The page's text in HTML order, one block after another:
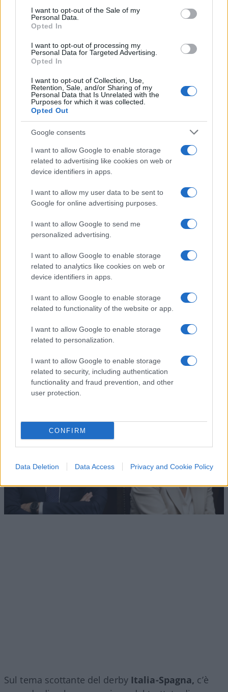
I want to opt-out of the Sale of my
Personal Data.
Opted In
I want to opt-out of processing my
Personal Data for Targeted Advertising.
Opted In
I want to opt-out of Collection, Use,
Retention, Sale, and/or Sharing of my
Personal Data that Is Unrelated with the
Purposes for which it was collected.
Opted Out
Google consents
I want to allow Google to enable storage
related to advertising like cookies on web or
device identifiers in apps.
I want to allow my user data to be sent to
Google for online advertising purposes.
I want to allow Google to send me
personalized advertising.
I want to allow Google to enable storage
related to analytics like cookies on web or
device identifiers in apps.
I want to allow Google to enable storage
related to functionality of the website or app.
I want to allow Google to enable storage
related to personalization.
I want to allow Google to enable storage
related to security, including authentication
functionality and fraud prevention, and other
user protection.
CONFIRM
Data Deletion Data Access Privacy and Cookie Policy
20:10 Vi aspetto alla festa del nostro sito il 17-18
luglio al teatro Petruzzelli di Bari.
59
SEDUTE SATIRICHE
Vignetta del 07/08/2026
Vai all'archivio delle vignette
Meloni ha un nuovo nemico
dentro casa
Vannacci e Futuro Nazionale crescono e mettono
il centrodestra davanti alla scelta più rischiosa
Claudio Romiti
9 Agosto 2026, 12:06
Sul tema scottante del derbyItalia-Spagna, c’è